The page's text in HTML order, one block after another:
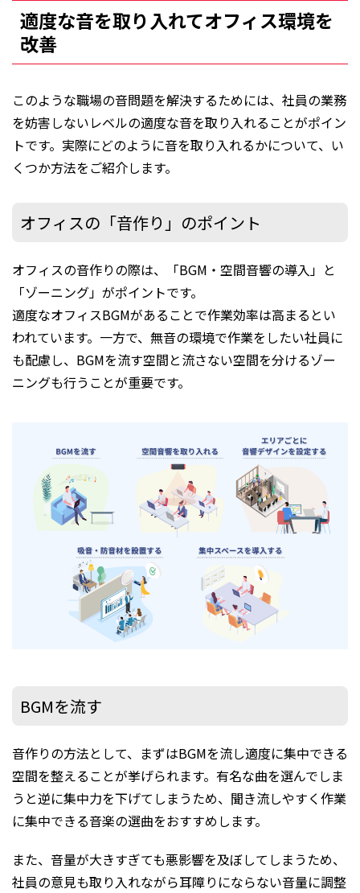
適度な音を取り入れてオフィス環境を
改善
このような職場の音問題を解決するためには、社員の業務
を妨害しないレベルの適度な音を取り入れることがポイン
トです。実際にどのように音を取り入れるかについて、い
くつか方法をご紹介します。
オフィスの「音作り」のポイント
オフィスの音作りの際は、「BGM・空間音響の導入」と
「ゾーニング」がポイントです。
適度なオフィスBGMがあることで作業効率は高まるとい
われています。一方で、無音の環境で作業をしたい社員に
も配慮し、BGMを流す空間と流さない空間を分けるゾー
ニングも行うことが重要です。
BGMを流す
音作りの方法として、まずはBGMを流し適度に集中できる
空間を整えることが挙げられます。有名な曲を選んでしま
うと逆に集中力を下げてしまうため、聞き流しやすく作業
に集中できる音楽の選曲をおすすめします。
また、音量が大きすぎても悪影響を及ぼしてしまうため、
社員の意見も取り入れながら耳障りにならない音量に調整